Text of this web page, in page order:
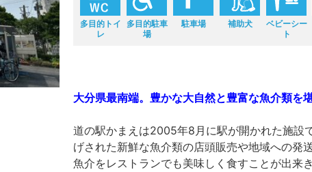
多目的トイ
レ
多目的駐車
場
駐車場 補助犬
ベビーシー
ト
大分県最南端。豊かな大自然と豊富な魚介類を
道の駅かまえは2005年8月に駅が開かれた施設
げされた新鮮な魚介類の店頭販売や地域への発
魚介をレストランでも美味しく食すことが出来